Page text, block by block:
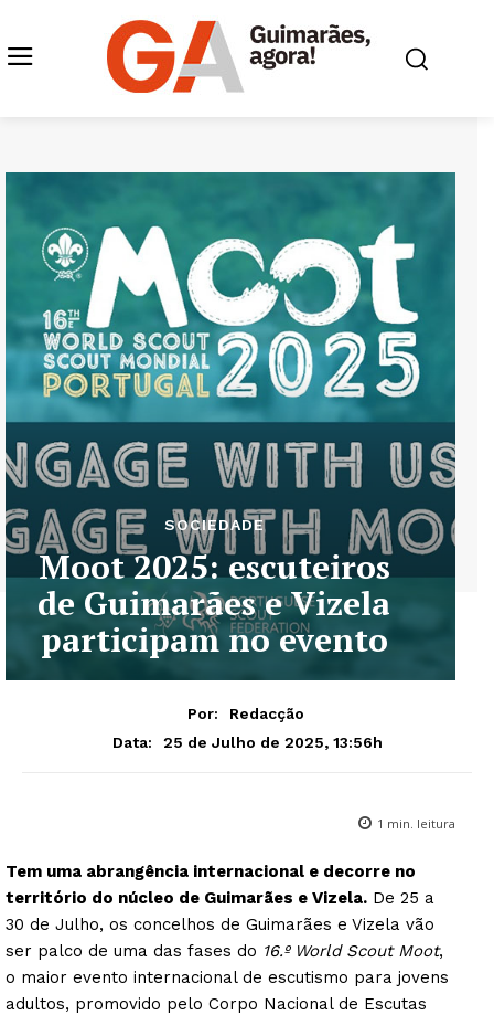
SOCIEDADE
Moot 2025: escuteiros
de Guimarães e Vizela
participam no evento
Por:
Redacção
Data:
25 de Julho de 2025, 13:56h
1 min. leitura
Tem uma abrangência internacional e decorre no
território do núcleo de Guimarães e Vizela. De 25 a
30 de Julho, os concelhos de Guimarães e Vizela vão
ser palco de uma das fases do 16.º World Scout Moot,
o maior evento internacional de escutismo para jovens
adultos, promovido pelo Corpo Nacional de Escutas